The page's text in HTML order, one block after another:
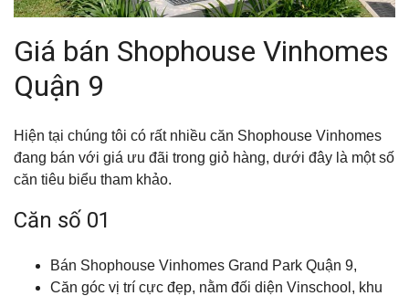
Giá bán Shophouse Vinhomes
Quận 9
Hiện tại chúng tôi có rất nhiều căn Shophouse Vinhomes
đang bán với giá ưu đãi trong giỏ hàng, dưới đây là một số
căn tiêu biểu tham khảo.
Căn số 01
Bán Shophouse Vinhomes Grand Park Quận 9,
Căn góc vị trí cực đẹp, nằm đối diện Vinschool, khu